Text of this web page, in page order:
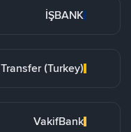
İŞBANK
(Turkey)
VakifBank